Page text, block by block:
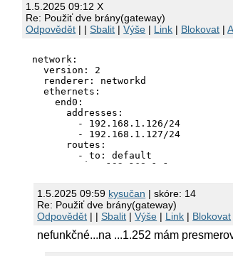
1.5.2025 09:12 X
Re: Použiť dve brány(gateway)
Odpovědět | |Sbalit |Výše | Link | Blokovat |
network:
  version: 2
  renderer: networkd
  ethernets:
    end0:
      addresses:
        - 192.168.1.126/24
        - 192.168.1.127/24
      routes:
        - to: default
        via: 192.168.1.1
        via: 192.168.1.252
      nameservers:
       addresses:
         - 192.168.1.252
         - 8.8.8.8
1.5.2025 09:59 kysučan | skóre: 14
Re: Použiť dve brány(gateway)
Odpovědět | |Sbalit |Výše | Link | Blokovat
nefunkčné...na ...1.252 mám